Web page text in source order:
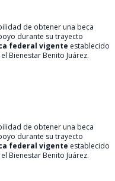
de obtener una beca
durante su trayecto
federal vigente establecido
Bienestar Benito Juárez.
de obtener una beca
durante su trayecto
federal vigente establecido
Bienestar Benito Juárez.